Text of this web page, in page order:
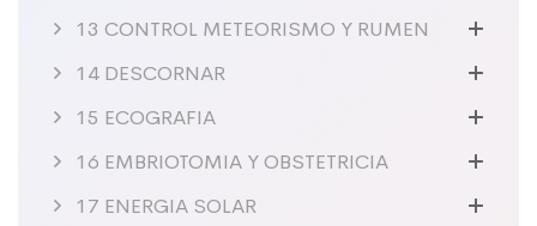
13 CONTROL METEORISMO Y RUMEN
14 DESCORNAR
15 ECOGRAFIA
16 EMBRIOTOMIA Y OBSTETRICIA
17 ENERGIA SOLAR